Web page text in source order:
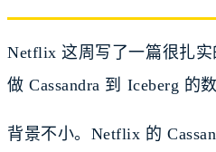
Netflix 这周写了一篇很扎
做 Cassandra 到 Iceberg 的
背景不小。Netflix 的